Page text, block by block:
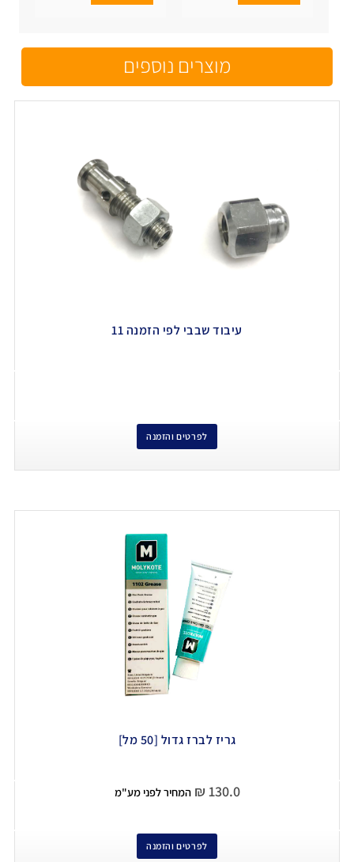
מוצרים נוספים
עיבוד שבבי לפי הזמנה 11
לפרטים והזמנה
גריז לברז גדול [50 מל]
₪ 130.0 המחיר לפני מע"מ
לפרטים והזמנה